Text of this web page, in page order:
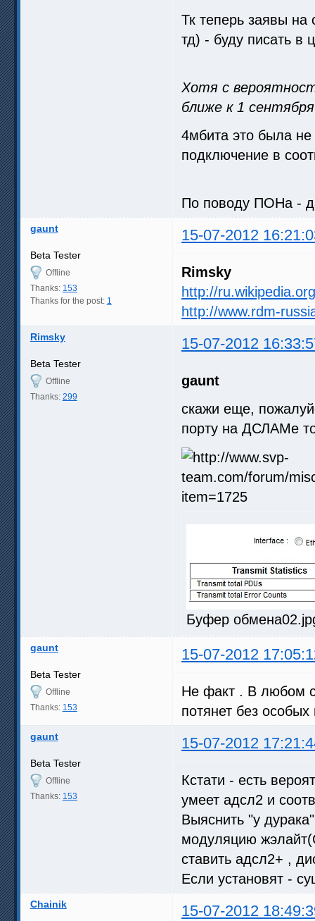
Тк теперь заявы
тд) - буду писать в
Хотя с
ближе к 1 сентября
4мбита это была не
подключение в
По поводу ПОНа -
gaunt 15-07-2012
Beta Tester
Offline
Thanks: 153
Thanks for the post: 1
Rimsky
http://
http://www.rdm-
Rimsky 15-07-2012
Beta Tester
Offline
Thanks: 299
gaunt
скажи еще,
порту на ДСЛАМе
Буфер
gaunt 15-07-2012
Beta Tester
Offline
Thanks: 153
Не факт . В любом
потянет без
gaunt 15-07-2012
Beta Tester
Offline
Thanks: 153
Кстати - есть
умеет адсл2 и
Выяснить "у
модуляцию
ставить адсл2+ ,
Если установят -
Chainik 15-07-2012